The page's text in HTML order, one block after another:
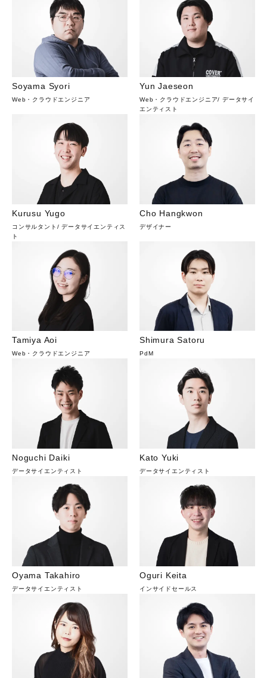
Soyama Syori
Web・クラウドエンジニア
Yun Jaeseon
Web・クラウドエンジニア/データサイ
エンティスト
Kurusu Yugo
コンサルタント /データサイエンティス
ト
Cho Hangkwon
デザイナー
Tamiya Aoi
Web・クラウドエンジニア
Shimura Satoru
PdM
Noguchi Daiki
データサイエンティスト
Kato Yuki
データサイエンティスト
Oyama Takahiro
データサイエンティスト
Oguri Keita
インサイドセールス